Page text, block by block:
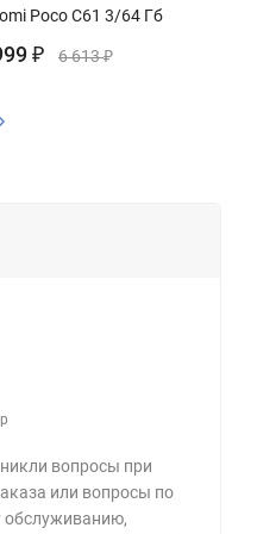
Poco C61 3/64 Гб
₽ 6 613₽
вопросы при
или вопросы по
обслуживанию,